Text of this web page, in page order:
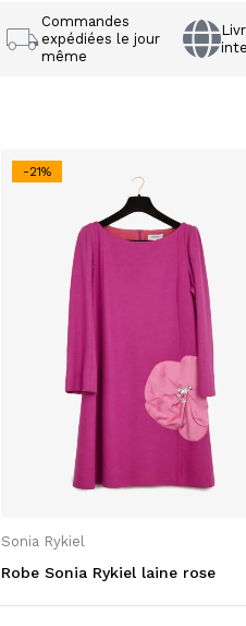
Commandes
expédiées le jour
même
-21%
Sonia Rykiel
Robe Sonia Rykiel laine rose